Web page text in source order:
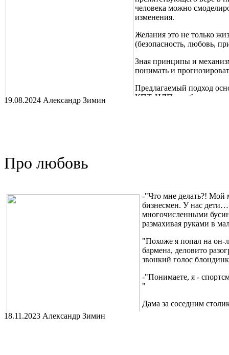
человека можно
изменения.
Желания это не только
(безопасность, любовь,
Зная принципы и
понимать и
Предлагаемый подход
КПТ, НЛП и работу с
Так же доступен канал "Психомеханика" https://t.me/psygear2
использованы в "Управлении намерением"
19.08.2024 Александр Зимин
Про любовь
-"Что мне делать?! Мой
бизнесмен. У нас
многочисленными
размахивая руками в
"Похоже я попал на он-
бармена, деловито
звонкий голос
-"Понимаете, я -
"
Дама за соседним
18.11.2023 Александр Зимин